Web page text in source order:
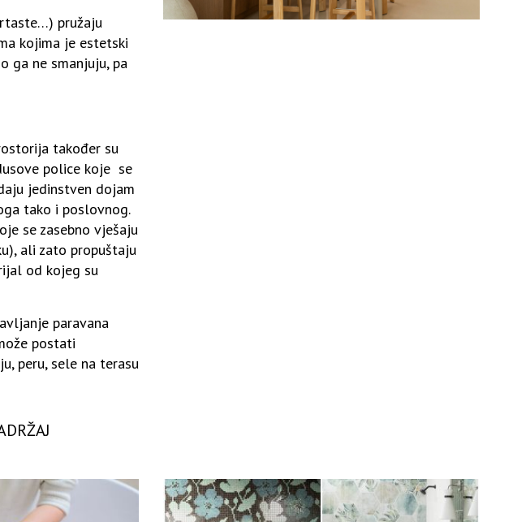
pružaju
kojima je estetski
ga ne smanjuju, pa
također su
police koje se
jedinstven dojam
tako i poslovnog.
se zasebno vješaju
ali zato propuštaju
od kojeg su
paravana
postati
peru, sele na terasu